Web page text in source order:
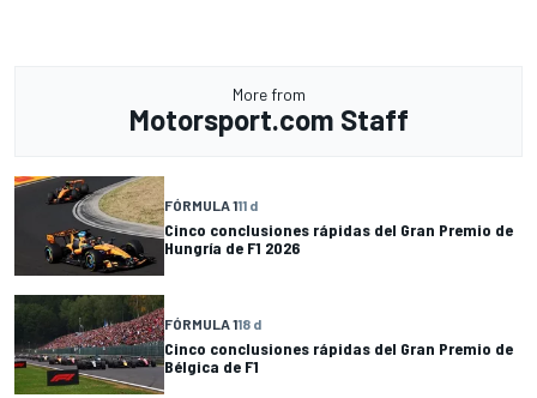
More from
Motorsport.com Staff
FÓRMULA 111 d
Cinco conclusiones rápidas del Gran Premio de
Hungría de F1 2026
FÓRMULA 118 d
Cinco conclusiones rápidas del Gran Premio de
Bélgica de F1